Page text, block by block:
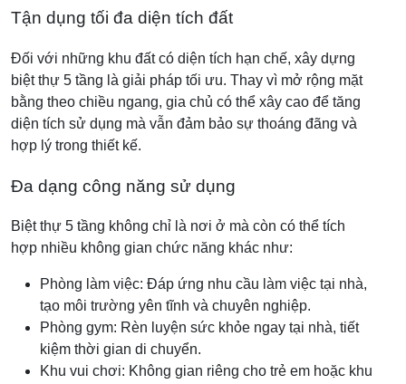
Tận dụng tối đa diện tích đất
Đối với những khu đất có diện tích hạn chế, xây dựng
biệt thự 5 tầng là giải pháp tối ưu. Thay vì mở rộng mặt
bằng theo chiều ngang, gia chủ có thể xây cao để tăng
diện tích sử dụng mà vẫn đảm bảo sự thoáng đãng và
hợp lý trong thiết kế.
Đa dạng công năng sử dụng
Biệt thự 5 tầng không chỉ là nơi ở mà còn có thể tích
hợp nhiều không gian chức năng khác như:
Phòng làm việc: Đáp ứng nhu cầu làm việc tại nhà,
tạo môi trường yên tĩnh và chuyên nghiệp.
Phòng gym: Rèn luyện sức khỏe ngay tại nhà, tiết
kiệm thời gian di chuyển.
Khu vui chơi: Không gian riêng cho trẻ em hoặc khu